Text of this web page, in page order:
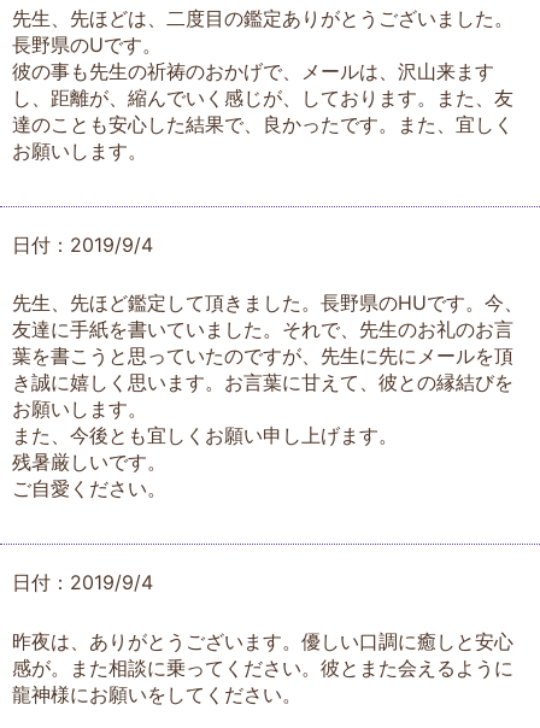
先生、先ほどは、二度目の鑑定ありがとうございました。
長野県のUです。
彼の事も先生の祈祷のおかげで、メールは、沢山来ます
し、距離が、縮んでいく感じが、しております。また、友
達のことも安心した結果で、良かったです。また、宜しく
お願いします。
日付：2019/9/4
先生、先ほど鑑定して頂きました。長野県のHUです。今、
友達に手紙を書いていました。それで、先生のお礼のお言
葉を書こうと思っていたのですが、先生に先にメールを頂
き誠に嬉しく思います。お言葉に甘えて、彼との縁結びを
お願いします。
また、今後とも宜しくお願い申し上げます。
残暑厳しいです。
ご自愛ください。
日付：2019/9/4
昨夜は、ありがとうございます。優しい口調に癒しと安心
感が。また相談に乗ってください。彼とまた会えるように
龍神様にお願いをしてください。